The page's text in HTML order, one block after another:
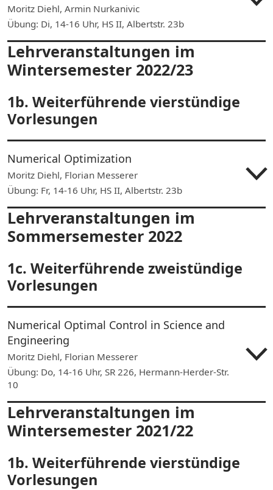
Moritz Diehl, Armin Nurkanivic
Übung: Di, 14-16 Uhr, HS II, Albertstr. 23b
Lehrveranstaltungen im
Wintersemester 2022/23
1b. Weiterführende vierstündige
Vorlesungen
Numerical Optimization
Moritz Diehl, Florian Messerer
Übung: Fr, 14-16 Uhr, HS II, Albertstr. 23b
Lehrveranstaltungen im
Sommersemester 2022
1c. Weiterführende zweistündige
Vorlesungen
Numerical Optimal Control in Science and
Engineering
Moritz Diehl, Florian Messerer
Übung: Do, 14-16 Uhr, SR 226, Hermann-Herder-Str.
10
Lehrveranstaltungen im
Wintersemester 2021/22
1b. Weiterführende vierstündige
Vorlesungen